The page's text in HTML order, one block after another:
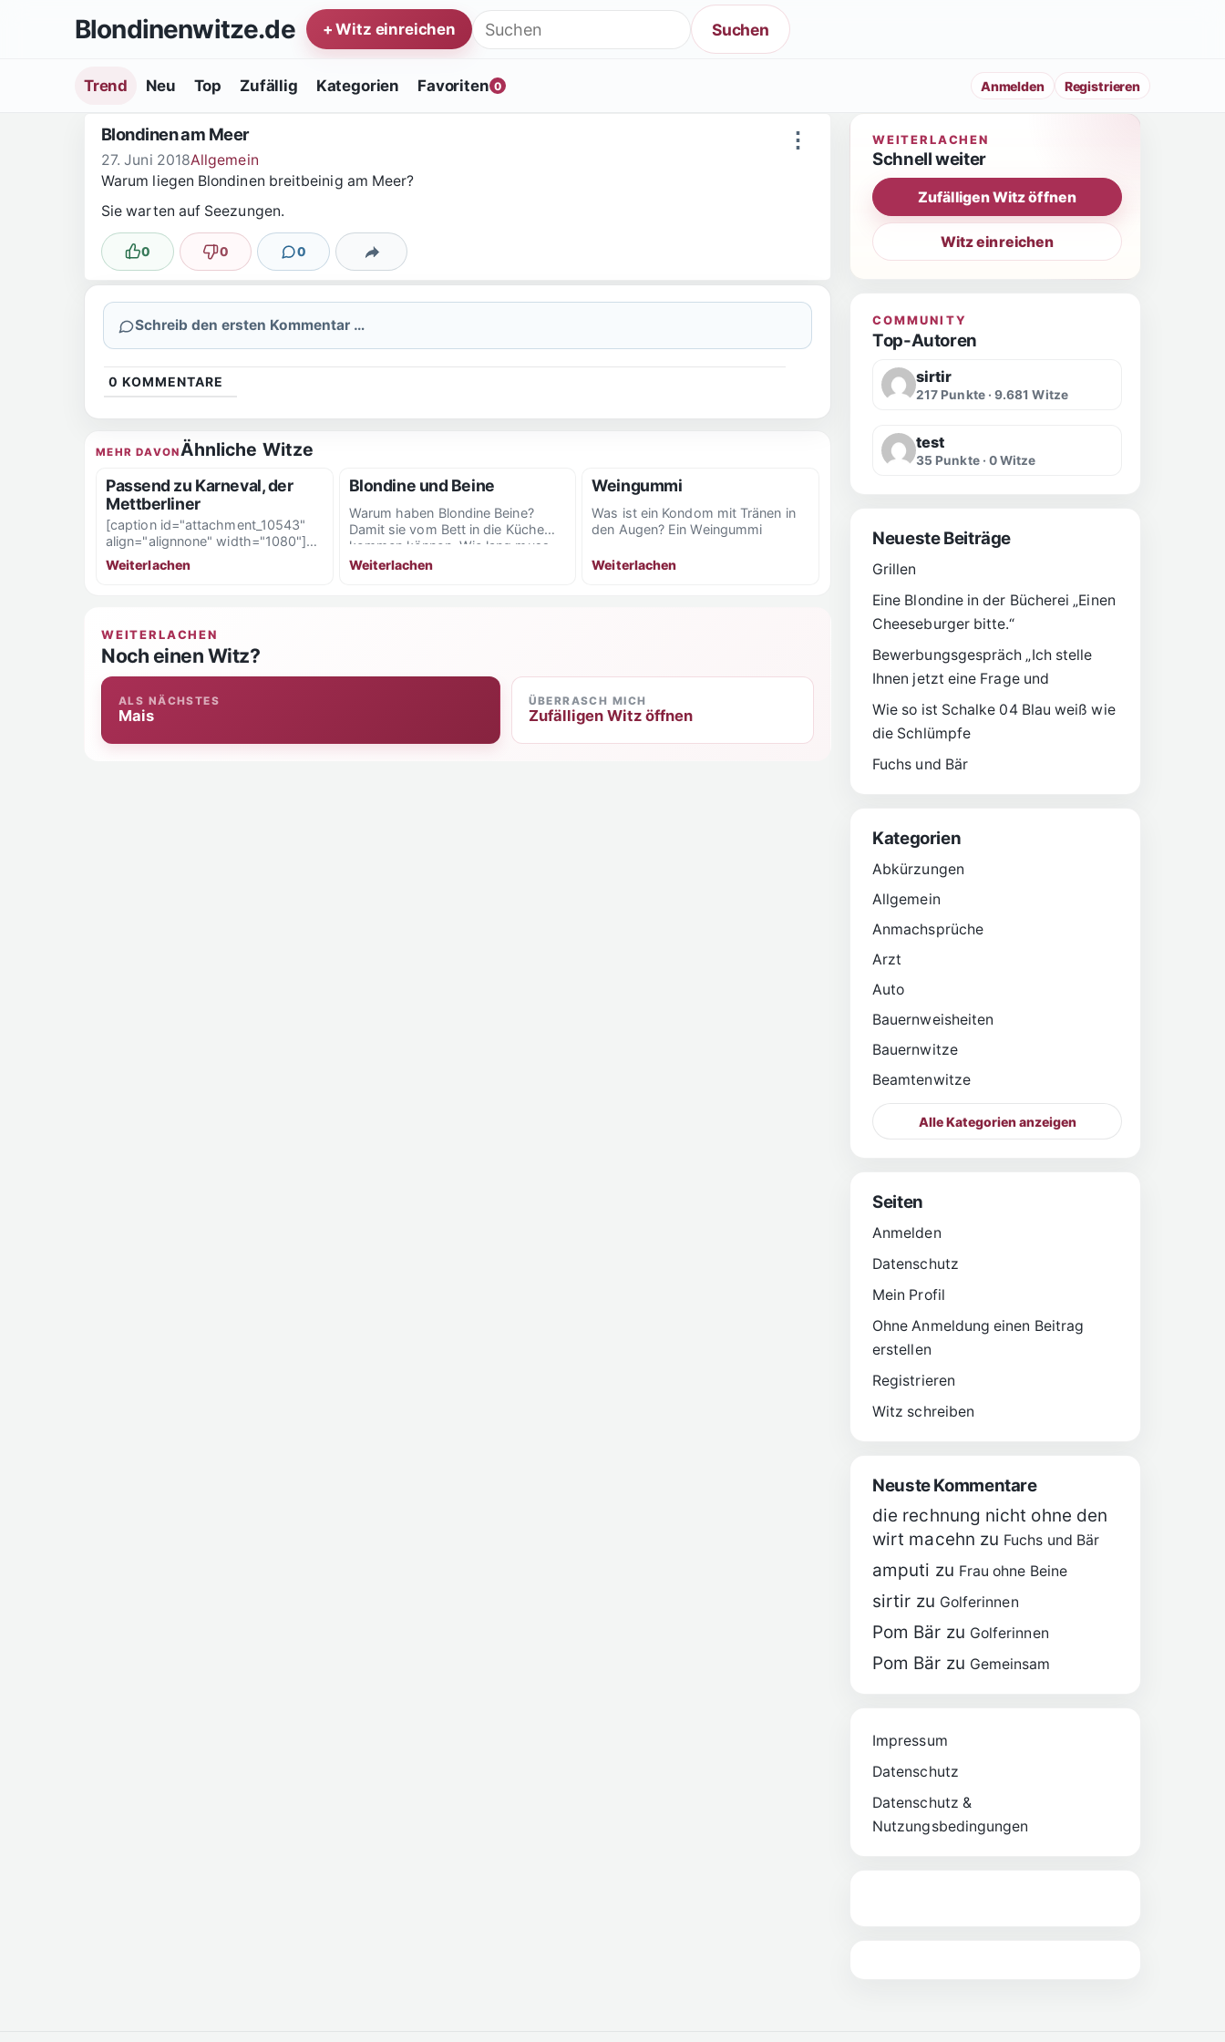
Zum Inhalt springenBlondinenwitze.de Suche nach: Suchen
+ Witz einreichen
Anmelden Registrieren
Trend Neu Top Zufällig Kategorien Favoriten 0
⋮
Blondinen am Meer
27. Juni 2018Allgemein
Warum liegen Blondinen breitbeinig am Meer?
Sie warten auf Seezungen.
Lustig
0 Nicht lustig
0 0
KommentareTeilen
Schreib den ersten Kommentar …
0 KOMMENTARE
MEHR DAVONÄhnliche Witze
Passend zu Karneval, der
Mettberliner
[caption id="attachment_10543"
align="alignnone" width="1080"]
Passend zu Karneval, der
Mettberliner[/caption]
Weiterlachen
Blondine und Beine
Warum haben Blondine Beine?
Damit sie vom Bett in die Küche
kommen können. Wie lang muss
die Fußkette...
Weiterlachen
Weingummi
Was ist ein Kondom mit Tränen in
den Augen? Ein Weingummi
Weiterlachen
WEITERLACHEN
Noch einen Witz?
ALS NÄCHSTES
Mais
ÜBERRASCH MICH
Zufälligen Witz öffnen
WEITERLACHEN
Schnell weiter
Zufälligen Witz öffnen
Witz einreichen
COMMUNITY
Top-Autoren
sirtir
217 Punkte · 9.681 Witze
test
35 Punkte · 0 Witze
Neueste Beiträge
Grillen
Eine Blondine in der Bücherei „Einen
Cheeseburger bitte.“
Bewerbungsgespräch „Ich stelle
Ihnen jetzt eine Frage und
Wie so ist Schalke 04 Blau weiß wie
die Schlümpfe
Fuchs und Bär
Kategorien
Abkürzungen
Allgemein
Anmachsprüche
Arzt
Auto
Bauernweisheiten
Bauernwitze
Beamtenwitze
Alle Kategorien anzeigen
Seiten
Anmelden
Datenschutz
Mein Profil
Ohne Anmeldung einen Beitrag
erstellen
Registrieren
Witz schreiben
Neuste Kommentare
die rechnung nicht ohne den
wirt macehn zu Fuchs und Bär
amputi zu Frau ohne Beine
sirtir zu Golferinnen
Pom Bär zu Golferinnen
Pom Bär zu Gemeinsam
Impressum
Datenschutz
Datenschutz &
Nutzungsbedingungen